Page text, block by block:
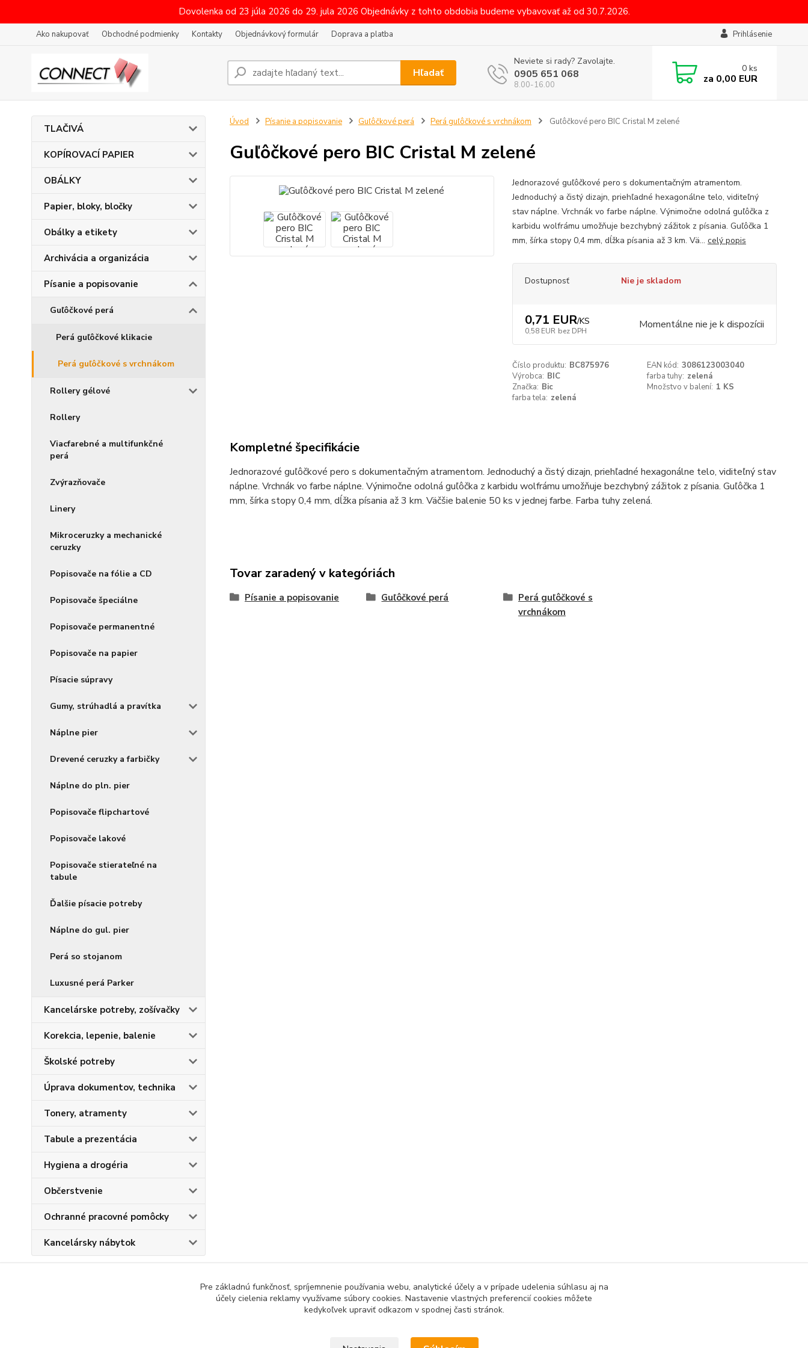
Dovolenka od 23 júla 2026 do 29. jula 2026 Objednávky z tohto obdobia budeme vybavovať až od 30.7.2026.
Ako nakupovať Obchodné podmienky Kontakty Objednávkový formulár Doprava a platba Prihlásenie
Hľadať
Neviete si rady? Zavolajte.
0905 651 068
8.00-16.00
0 ks
za 0,00 EUR
TLAČIVÁ
KOPÍROVACÍ PAPIER
OBÁLKY
Papier, bloky, bločky
Obálky a etikety
Archivácia a organizácia
Písanie a popisovanie
Guľôčkové perá
Perá guľôčkové klikacie
Perá guľôčkové s vrchnákom
Rollery gélové
Rollery
Viacfarebné a multifunkčné
perá
Zvýrazňovače
Linery
Mikroceruzky a mechanické
ceruzky
Popisovače na fólie a CD
Popisovače špeciálne
Popisovače permanentné
Popisovače na papier
Písacie súpravy
Gumy, strúhadlá a pravítka
Náplne pier
Drevené ceruzky a farbičky
Náplne do pln. pier
Popisovače flipchartové
Popisovače lakové
Popisovače stierateľné na
tabule
Ďalšie písacie potreby
Náplne do gul. pier
Perá so stojanom
Luxusné perá Parker
Kancelárske potreby, zošívačky
Korekcia, lepenie, balenie
Školské potreby
Úprava dokumentov, technika
Tonery, atramenty
Tabule a prezentácia
Hygiena a drogéria
Občerstvenie
Ochranné pracovné pomôcky
Kancelársky nábytok
Úvod Písanie a popisovanie Guľôčkové perá Perá guľôčkové s vrchnákom Guľôčkové pero BIC Cristal M zelené
Guľôčkové pero BIC Cristal M zelené
Jednorazové guľôčkové pero s dokumentačným atramentom.
Jednoduchý a čistý dizajn, priehľadné hexagonálne telo, viditeľný
stav náplne. Vrchnák vo farbe náplne. Výnimočne odolná guľôčka z
karbidu wolfrámu umožňuje bezchybný zážitok z písania. Guľôčka 1
mm, šírka stopy 0,4 mm, dĺžka písania až 3 km. Vä... celý popis
Dostupnosť Nie je skladom
0,71 EUR/KS
0,58 EUR bez DPH Momentálne nie je k dispozícii
Číslo produktu: BC875976 EAN kód: 3086123003040
Výrobca: BIC farba tuhy: zelená
Značka: Bic Množstvo v balení: 1 KS
farba tela: zelená
Kompletné špecifikácie
Jednorazové guľôčkové pero s dokumentačným atramentom. Jednoduchý a čistý dizajn, priehľadné hexagonálne telo, viditeľný stav
náplne. Vrchnák vo farbe náplne. Výnimočne odolná guľôčka z karbidu wolfrámu umožňuje bezchybný zážitok z písania. Guľôčka 1
mm, šírka stopy 0,4 mm, dĺžka písania až 3 km. Väčšie balenie 50 ks v jednej farbe. Farba tuhy zelená.
Tovar zaradený v kategóriách
Písanie a popisovanie Guľôčkové perá
Perá guľôčkové s
vrchnákom
Upravit sběr cookies.
Pre základnú funkčnosť, spríjemnenie používania webu, analytické účely a v prípade udelenia súhlasu aj na
účely cielenia reklamy využívame súbory cookies. Nastavenie vlastných preferencií cookies môžete
kedykoľvek upraviť odkazom v spodnej časti stránok.